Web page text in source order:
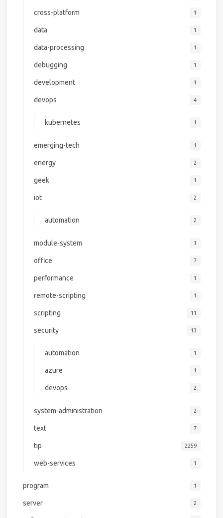
cross-platform 1
data 1
data-processing 1
debugging 1
development 1
devops 4
kubernetes 1
emerging-tech 1
energy 2
geek 1
iot 2
automation 2
module-system 1
office 7
performance 1
remote-scripting 1
scripting 11
security 13
automation 1
azure 1
devops 2
system-administration 2
text 7
tip 2259
web-services 1
program 1
server 2